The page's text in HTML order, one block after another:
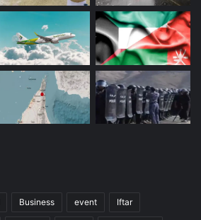
Business event Iftar